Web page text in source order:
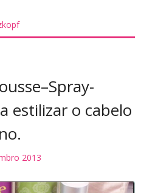
estilizar o cabelo
2013